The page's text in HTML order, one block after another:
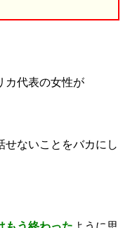
カ代表の女性が
せないことをバカにし